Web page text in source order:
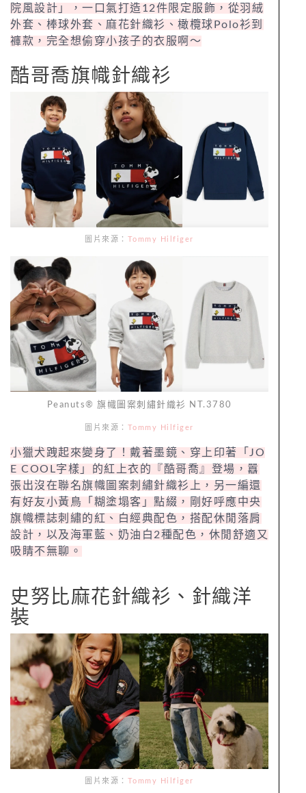
院風設計」，一口氣打造12件限定服飾，從羽絨
外套、棒球外套、麻花針織衫、橄欖球Polo衫到
褲款，完全想偷穿小孩子的衣服啊～
酷哥喬旗幟針織衫
圖片來源： Tommy Hilfiger
Peanuts® 旗幟圖案刺繡針織衫 NT.3780
圖片來源： Tommy Hilfiger
小獵犬跩起來變身了！戴著墨鏡、穿上印著「JO
E COOL字樣」的紅上衣的『酷哥喬』登場，囂
張出沒在聯名旗幟圖案刺繡針織衫上，另一編還
有好友小黃鳥「糊塗塌客」點綴，剛好呼應中央
旗幟標誌刺繡的紅、白經典配色，搭配休閒落肩
設計，以及海軍藍、奶油白2種配色，休閒舒適又
吸睛不無聊。
史努比麻花針織衫、針織洋
裝
圖片來源： Tommy Hilfiger